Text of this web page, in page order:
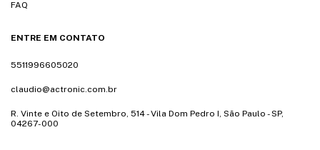
FAQ
ENTRE EM CONTATO
5511996605020
claudio@actronic.com.br
R. Vinte e Oito de Setembro, 514 - Vila Dom Pedro I, São Paulo - SP,
04267-000